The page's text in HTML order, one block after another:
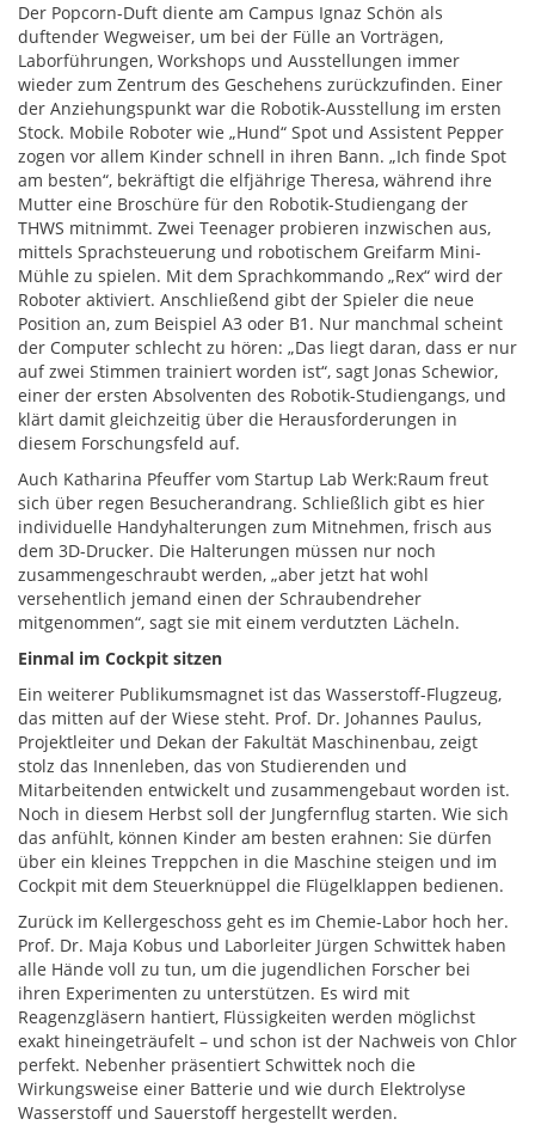
Der Popcorn-Duft diente am Campus Ignaz Schön als
duftender Wegweiser, um bei der Fülle an Vorträgen,
Laborführungen, Workshops und Ausstellungen immer
wieder zum Zentrum des Geschehens zurückzufinden. Einer
der Anziehungspunkt war die Robotik-Ausstellung im ersten
Stock. Mobile Roboter wie „Hund“ Spot und Assistent Pepper
zogen vor allem Kinder schnell in ihren Bann. „Ich finde Spot
am besten“, bekräftigt die elfjährige Theresa, während ihre
Mutter eine Broschüre für den Robotik-Studiengang der
THWS mitnimmt. Zwei Teenager probieren inzwischen aus,
mittels Sprachsteuerung und robotischem Greifarm Mini-
Mühle zu spielen. Mit dem Sprachkommando „Rex“ wird der
Roboter aktiviert. Anschließend gibt der Spieler die neue
Position an, zum Beispiel A3 oder B1. Nur manchmal scheint
der Computer schlecht zu hören: „Das liegt daran, dass er nur
auf zwei Stimmen trainiert worden ist“, sagt Jonas Schewior,
einer der ersten Absolventen des Robotik-Studiengangs, und
klärt damit gleichzeitig über die Herausforderungen in
diesem Forschungsfeld auf.
Auch Katharina Pfeuffer vom Startup Lab Werk:Raum freut
sich über regen Besucherandrang. Schließlich gibt es hier
individuelle Handyhalterungen zum Mitnehmen, frisch aus
dem 3D-Drucker. Die Halterungen müssen nur noch
zusammengeschraubt werden, „aber jetzt hat wohl
versehentlich jemand einen der Schraubendreher
mitgenommen“, sagt sie mit einem verdutzten Lächeln.
Einmal im Cockpit sitzen
Ein weiterer Publikumsmagnet ist das Wasserstoff-Flugzeug,
das mitten auf der Wiese steht. Prof. Dr. Johannes Paulus,
Projektleiter und Dekan der Fakultät Maschinenbau, zeigt
stolz das Innenleben, das von Studierenden und
Mitarbeitenden entwickelt und zusammengebaut worden ist.
Noch in diesem Herbst soll der Jungfernflug starten. Wie sich
das anfühlt, können Kinder am besten erahnen: Sie dürfen
über ein kleines Treppchen in die Maschine steigen und im
Cockpit mit dem Steuerknüppel die Flügelklappen bedienen.
Zurück im Kellergeschoss geht es im Chemie-Labor hoch her.
Prof. Dr. Maja Kobus und Laborleiter Jürgen Schwittek haben
alle Hände voll zu tun, um die jugendlichen Forscher bei
ihren Experimenten zu unterstützen. Es wird mit
Reagenzgläsern hantiert, Flüssigkeiten werden möglichst
exakt hineingeträufelt – und schon ist der Nachweis von Chlor
perfekt. Nebenher präsentiert Schwittek noch die
Wirkungsweise einer Batterie und wie durch Elektrolyse
Wasserstoff und Sauerstoff hergestellt werden.